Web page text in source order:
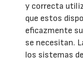
y correcta
que estos
eficazmente
se necesitan.
los sistemas